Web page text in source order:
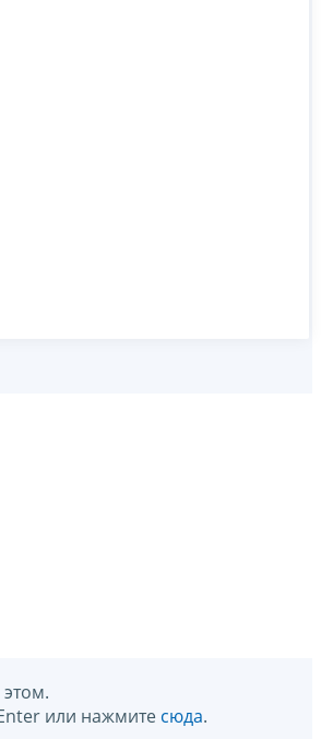
или нажмите сюда.